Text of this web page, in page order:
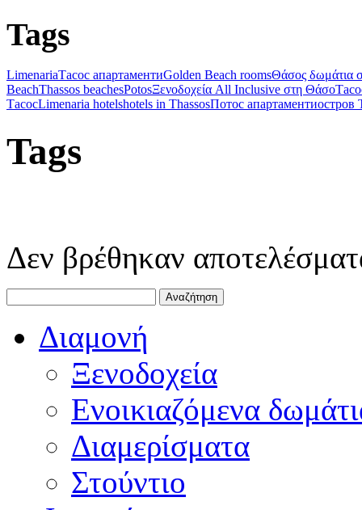
Tags
LimenariaТасос апартаментиGolden Beach roomsΘάσος δωμάτια
BeachThassos beachesPotosΞενοδοχεία All Inclusive στη Θάσο
ТасосLimenaria hotelshotels in ThassosПотос апартаментиостров
Tags
Δεν βρέθηκαν
Διαμονή
Ξενοδοχεία
Ενοικιαζόμενα
Διαμερίσματα
Στούντιο